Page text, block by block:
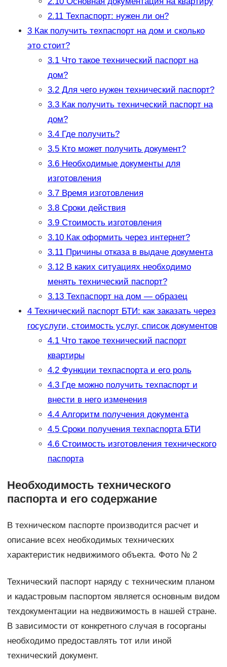
2.11Техпаспорт: нужен ли он?
3Как получить техпаспорт на дом и сколько
это стоит?
3.1Что такое технический паспорт на
дом?
3.2Для чего нужен технический паспорт?
3.3Как получить технический паспорт на
дом?
3.4Где получить?
3.5Кто может получить документ?
3.6Необходимые документы для
изготовления
3.7Время изготовления
3.8Сроки действия
3.9Стоимость изготовления
3.10Как оформить через интернет?
3.11Причины отказа в выдаче документа
3.12В каких ситуациях необходимо
менять технический паспорт?
3.13Техпаспорт на дом — образец
4Технический паспорт БТИ: как заказать через
госуслуги, стоимость услуг, список документов
4.1Что такое технический паспорт
квартиры
4.2Функции техпаспорта и его роль
4.3Где можно получить техпаспорт и
внести в него изменения
4.4Алгоритм получения документа
4.5Сроки получения техпаспорта БТИ
4.6Стоимость изготовления технического
паспорта
Необходимость технического
паспорта и его содержание
В техническом паспорте производится расчет и
описание всех необходимых технических
характеристик недвижимого объекта. Фото № 2
Технический паспорт наряду с техническим планом
и кадастровым паспортом является основным видом
техдокументации на недвижимость в нашей стране.
В зависимости от конкретного случая в госорганы
необходимо предоставлять тот или иной
технический документ.